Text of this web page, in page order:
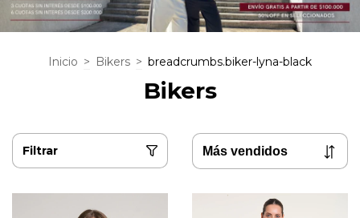
Inicio > Bikers > breadcrumbs.biker-lyna-black
Bikers
Filtrar